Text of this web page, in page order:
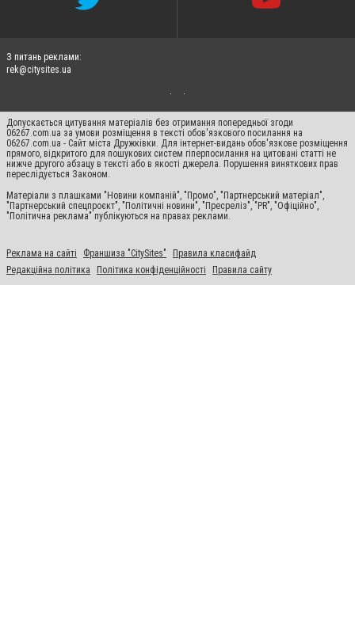
З питань реклами:
rek@citysites.ua
Допускається цитування матеріалів без отримання попередньої згоди
06267.com.ua за умови розміщення в тексті обов'язкового посилання на
06267.com.ua - Сайт міста Дружківки. Для інтернет-видань обов'язкове розміщення
прямого, відкритого для пошукових систем гіперпосилання на цитовані статті не
нижче другого абзацу в тексті або в якості джерела. Порушення виняткових прав
переслідується Законом.
Матеріали з плашками "Новини компаній", "Промо", "Партнерський матеріал",
"Партнерський спецпроєкт", "Політичні новини", "Пресреліз", "PR", "Офіційно",
"Політична реклама" публікуються на правах реклами.
Реклама на сайті Франшиза "CitySites"
Правила класифайд
Редакційна політика
Політика конфіденційності Правила сайту